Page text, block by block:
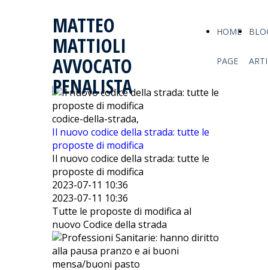
MATTEO
MATTIOLI
AVVOCATO
PENALISTA
HOME
PAGE
codice-della-strada,
Il nuovo codice della strada: tutte le
proposte di modifica
Il nuovo codice della strada: tutte le
proposte di modifica
2023-07-11 10:36
2023-07-11 10:36
Tutte le proposte di modifica al
nuovo Codice della strada